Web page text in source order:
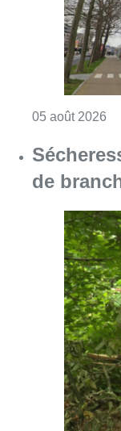
05 août 2026
de